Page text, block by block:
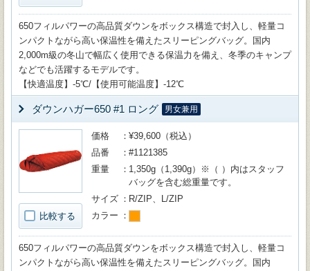
650フィルパワーの高品質ダウンをボックス構造で封入し、軽量コ
ンパクトながら高い保温性を備えたスリーピングバッグ。国内
2,000m級の冬山で幅広く使用できる保温力を備え、冬季のキャンプ
などでも活躍するモデルです。
【快適温度】-5℃/【使用可能温度】-12℃
ダウンハガー650 #1 ロング 男女兼用
比較する
価格
¥39,600（税込）
品番
#1121385
重量
1,350g（1,390g）※（ ）内はスタッフ
バッグを含む総重量です。
サイズ
R/ZIP、L/ZIP
カラー
650フィルパワーの高品質ダウンをボックス構造で封入し、軽量コ
ンパクトながら高い保温性を備えたスリーピングバッグ。国内